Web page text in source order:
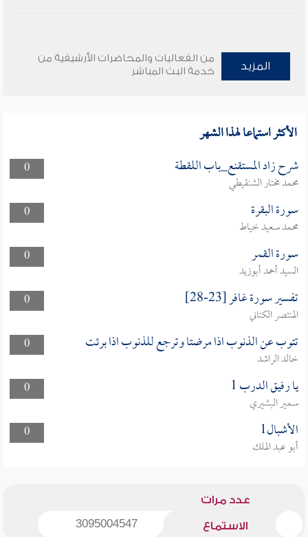
المزيد
من الفعاليات والمحاضرات الأرشيفية من
خدمة البث المباشر
الأكثر استماعا لهذا الشهر
0 شرح زاد المستقنع_باب اللقطة
محمد مختار الشنقيطي
0
سورة البقرة
محمد سعيد خياط
0
سورة القمر
السيد أحمد أبوزيد
0
تفسير سورة غافر [23-28]
المنتصر الكتاني
0
تتوب عن الذنوب اذا مرضتا وترجع للذنوب اذا برئت
خالد الراشد
0
يا رفيق الدرب 1
سمير البشيري
0
الأشبال1
أبو عبد الملك
عدد مرات
الاستماع 3095004547